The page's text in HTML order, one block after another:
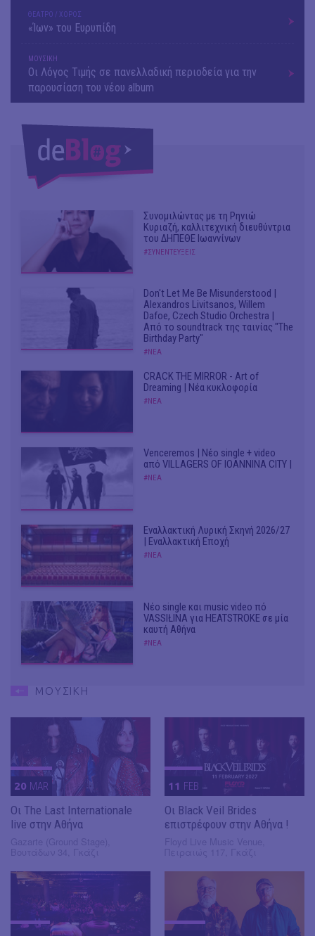
ΘΕΑΤΡΟ / ΧΟΡΟΣ
«Ίων» του Ευρυπίδη
ΜΟΥΣΙΚΗ
Οι Λόγος Τιμής σε πανελλαδική περιοδεία για την
παρουσίαση του νέου album
Συνομιλώντας με τη Ρηνιώ
Κυριαζή, καλλιτεχνική διευθύντρια
του ΔΗΠΕΘΕ Ιωαννίνων
#ΣΥΝΕΝΤΕΥΞΕΙΣ
Don't Let Me Be Misunderstood |
Alexandros Livitsanos, Willem
Dafoe, Czech Studio Orchestra |
Από το soundtrack της ταινίας "The
Birthday Party"
#ΝΕΑ
CRACK THE MIRROR - Art of
Dreaming | Νέα κυκλοφορία
#ΝΕΑ
Venceremos | Νέο single + video
από VILLAGERS OF IOANNINA CITY |
#ΝΕΑ
Εναλλακτική Λυρική Σκηνή 2026/27
| Εναλλακτική Εποχή
#ΝΕΑ
Νέο single και music video πό
VASSIŁINA για HEATSTROKE σε μία
καυτή Αθήνα
#ΝΕΑ
ΜΟΥΣΙΚΗ
20 MAR
Οι The Last Internationale
live στην Αθήνα
11 FEB
Οι Black Veil Brides
επιστρέφουν στην Αθήνα !